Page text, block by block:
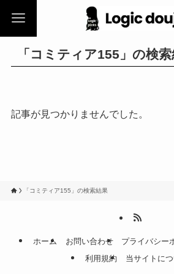
「コミティア155」の検
記事が見つかりませんでした。
「コミティア155」の検索結果
ホーム お問い合わせ プライバシー
利用規約
当サイトに